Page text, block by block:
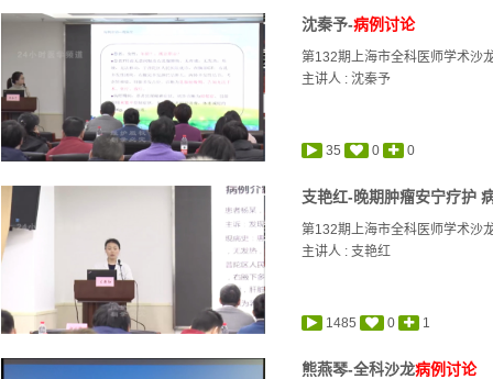
沈秦予-病例讨论
第132期上海市全科医师学术沙
主讲人 :沈秦予
35 0 0
支艳红-晚期肿瘤安宁疗护
第132期上海市全科医师学术沙
主讲人 : 支艳红
1485 0 1
熊燕琴-全科沙龙病例讨论